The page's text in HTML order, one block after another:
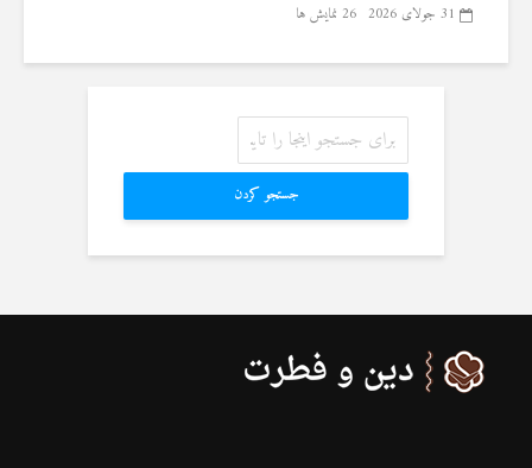
31 جولای 2026 26 نمایش ها
جستجو کردن